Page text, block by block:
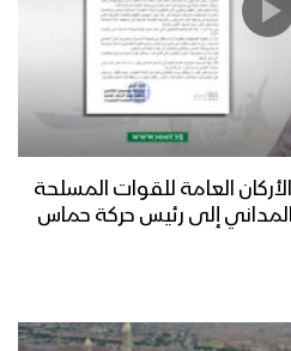
العامة للقوات المسلحة
المداني إلى رئيس حركة حماس